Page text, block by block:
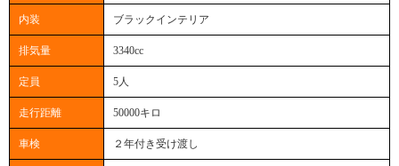
内装 ブラックインテリア
排気量 3340cc
定員 5人
走行距離 50000キロ
車検 ２年付き受け渡し